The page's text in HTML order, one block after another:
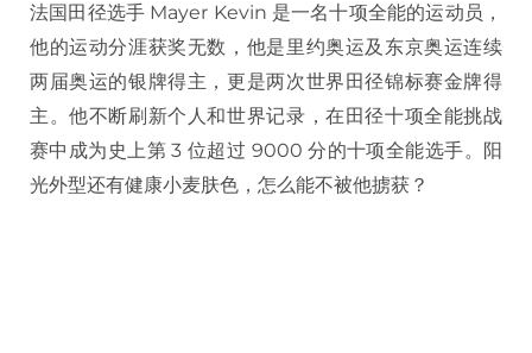
法国田径选手 Mayer Kevin 是一名十项全能的运动员，
他的运动分涯获奖无数，他是里约奥运及东京奥运连续
两届奥运的银牌得主，更是两次世界田径锦标赛金牌得
主。他不断刷新个人和世界记录，在田径十项全能挑战
赛中成为史上第 3 位超过 9000 分的十项全能选手。阳
光外型还有健康小麦肤色，怎么能不被他掳获？